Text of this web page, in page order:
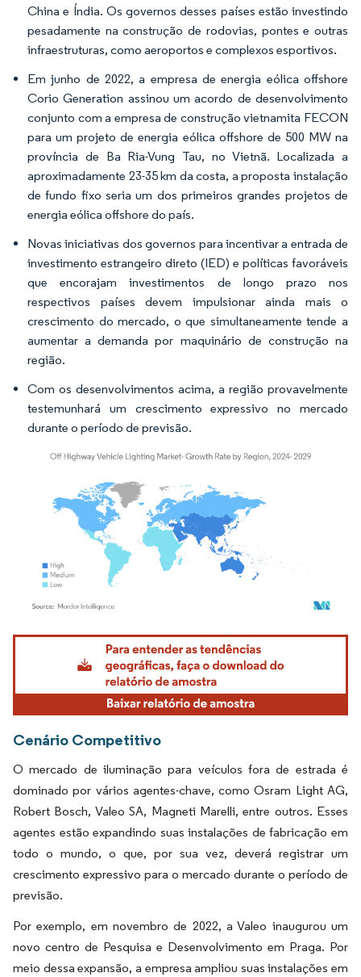
China e Índia. Os governos desses países estão investindo
pesadamente na construção de rodovias, pontes e outras
infraestruturas, como aeroportos e complexos esportivos.
Em junho de 2022, a empresa de energia eólica offshore
Corio Generation assinou um acordo de desenvolvimento
conjunto com a empresa de construção vietnamita FECON
para um projeto de energia eólica offshore de 500 MW na
província de Ba Ria-Vung Tau, no Vietnã. Localizada a
aproximadamente 23-35 km da costa, a proposta instalação
de fundo fixo seria um dos primeiros grandes projetos de
energia eólica offshore do país.
Novas iniciativas dos governos para incentivar a entrada de
investimento estrangeiro direto (IED) e políticas favoráveis
que encorajam investimentos de longo prazo nos
respectivos países devem impulsionar ainda mais o
crescimento do mercado, o que simultaneamente tende a
aumentar a demanda por maquinário de construção na
região.
Com os desenvolvimentos acima, a região provavelmente
testemunhará um crescimento expressivo no mercado
durante o período de previsão.
Imagem © Mordor Intelligence. O reuso requer atribuição conforme CC BY 4.0.
Cenário Competitivo
O mercado de iluminação para veículos fora de estrada é
dominado por vários agentes-chave, como Osram Light AG,
Robert Bosch, Valeo SA, Magneti Marelli, entre outros. Esses
agentes estão expandindo suas instalações de fabricação em
todo o mundo, o que, por sua vez, deverá registrar um
crescimento expressivo para o mercado durante o período de
previsão.
Por exemplo, em novembro de 2022, a Valeo inaugurou um
novo centro de Pesquisa e Desenvolvimento em Praga. Por
meio dessa expansão, a empresa ampliou suas instalações em